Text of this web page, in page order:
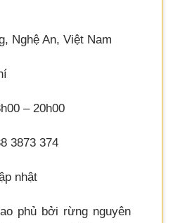
Nghệ An, Việt Nam
– 20h00
3873 374
nhật
phủ bởi rừng nguyên